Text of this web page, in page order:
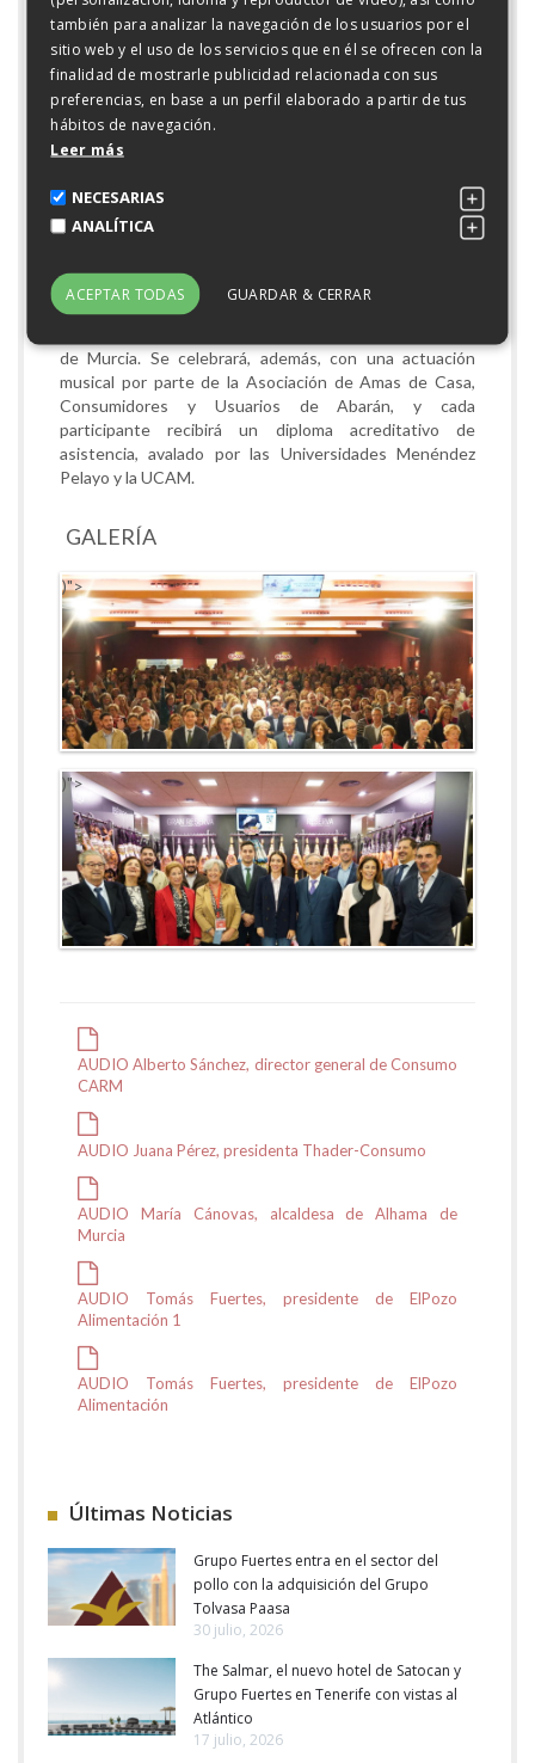
García, rectora de la Universidad Católica San Antonio
(UCAM); Cristina García, Directora de Política Social del
Ayuntamiento de Murcia; Djamil Tony Kahale Carrillo,
catedrático de Derecho del Trabajo y de la Seguridad
Social de la Universidad Politécnica de Cartagena
(UPCT) y director académico de la Universidad
Internacional Menéndez Pelayo en Cartagena, y
jornada.
La junta directiva de Iberconsumo presentará su
visionado del documental ‘Hasta la orilla: Amas de casa,
pilares del bienestar’, conmemorativo del 60 Aniversario
de Murcia. Se celebrará, además, con una actuación
musical por parte de la Asociación de Amas de Casa,
Consumidores y Usuarios de Abarán, y cada
participante recibirá un diploma acreditativo de
asistencia, avalado por las Universidades Menéndez
Pelayo y la UCAM.
GALERÍA
)">
)">
AUDIO Alberto Sánchez, director general de Consumo
CARM
AUDIO Juana Pérez, presidenta Thader-Consumo
AUDIO María Cánovas, alcaldesa de Alhama de
Murcia
AUDIO Tomás Fuertes, presidente de ElPozo
Alimentación 1
AUDIO Tomás Fuertes, presidente de ElPozo
Alimentación
Últimas Noticias
Grupo Fuertes entra en el sector del
pollo con la adquisición del Grupo
Tolvasa Paasa
30 julio, 2026
The Salmar, el nuevo hotel de Satocan y
Grupo Fuertes en Tenerife con vistas al
Atlántico
17 julio, 2026
también para analizar la navegación de los usuarios por el
sitio web y el uso de los servicios que en él se ofrecen con la
finalidad de mostrarle publicidad relacionada con sus
preferencias, en base a un perfil elaborado a partir de tus
hábitos de navegación.
Leer más
NECESARIAS
ANALÍTICA
ACEPTAR TODAS GUARDAR & CERRAR